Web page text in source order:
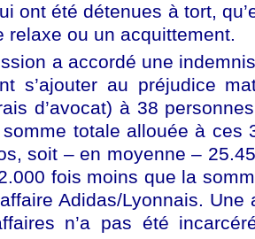
ont été détenues à tort,
relaxe ou un acquittement.
a accordé une
s’ajouter au préjudice
d’avocat) à 38
totale allouée à ces
soit – en moyenne –
fois moins que la
Adidas/Lyonnais.
n’a pas été